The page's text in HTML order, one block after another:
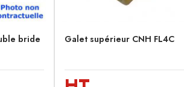
bride
Galet supérieur CNH FL4C